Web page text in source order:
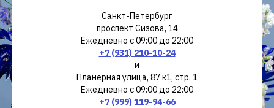
Санкт-Петербург
проспект Сизова, 14
Ежедневно с 09:00 до 22:00
+7 (931) 210-10-24
и
Планерная улица, 87 к1, стр. 1
Ежедневно с 09:00 до 22:00
+7 (999) 119-94-66